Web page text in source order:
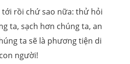
rồi chứ sao nữa: thử hỏi
ta, sạch hơn chúng ta, an
ta sẽ là phương tiện di
người!